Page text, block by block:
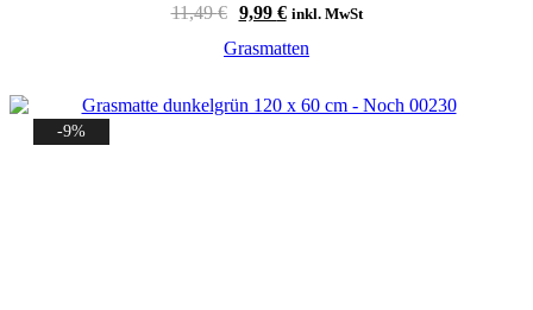
11,49€
Ursprünglicher
war:
9,99 €Aktueller
ist:
inkl. MwSt
Grasmatten
-9%